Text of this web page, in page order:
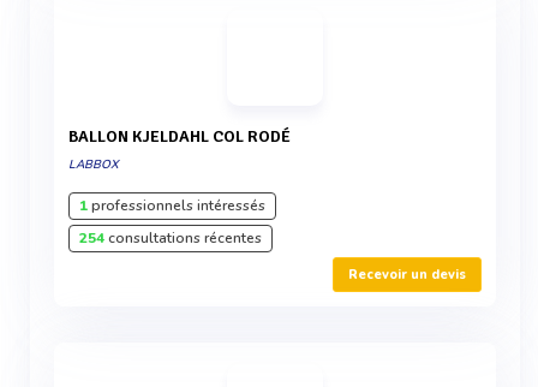
BALLON KJELDAHL COL RODÉ
LABBOX
1professionnels intéressés
254consultations récentes
Recevoir un devis